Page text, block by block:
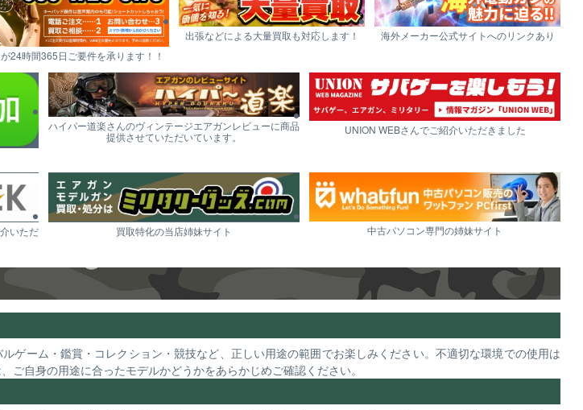
24時間365日ご要件を承ります！！
出張などによる大量買取も対応します！ 海外メーカー公式サイトへのリンクあり
ハイパー道楽さんのヴィンテージエアガンレビューに商品
提供させていただいています。
UNION WEBさんでご紹介いただきました
いただ
買取特化の当店姉妹サイト 中古パソコン専門の姉妹サイト
ゲーム・鑑賞・コレクション・競技など、正しい用途の範囲でお楽しみください。不適切な環境での使用は
ご自身の用途に合ったモデルかどうかをあらかじめご確認ください。